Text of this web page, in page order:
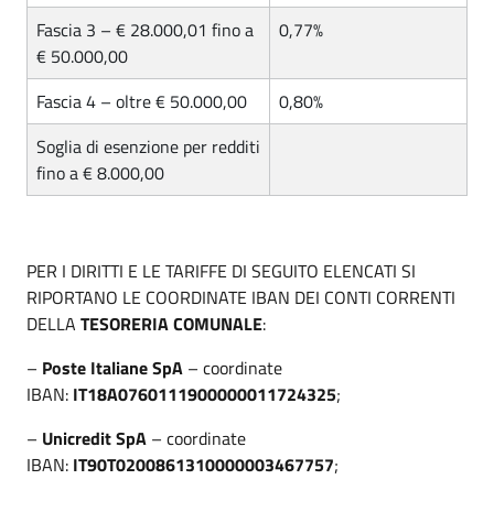
Fascia 3 – € 28.000,01 fino a
€ 50.000,00
0,77%
Fascia 4 – oltre € 50.000,00
0,80%
Soglia di esenzione per redditi
fino a € 8.000,00
PER I DIRITTI E LE TARIFFE DI SEGUITO ELENCATI SI
RIPORTANO LE COORDINATE IBAN DEI CONTI CORRENTI
DELLA TESORERIA COMUNALE:
– Poste Italiane SpA – coordinate
IBAN: IT18A0760111900000011724325;
– Unicredit SpA – coordinate
IBAN: IT90T0200861310000003467757;